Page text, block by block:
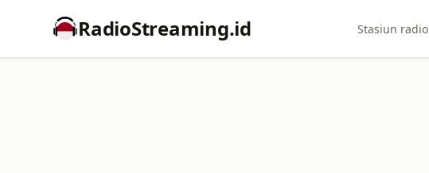
RadioStreaming.id Stasiun radio